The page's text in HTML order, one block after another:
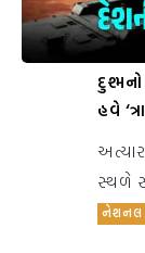
હવે
સ્થળે
નેશનલ